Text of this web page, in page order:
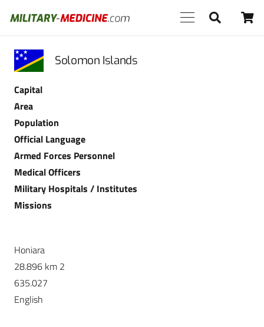
Solomon Islands
Capital
Area
Population
Official Language
Armed Forces Personnel
Medical Officers
Military Hospitals / Institutes
Missions
Honiara
28.896 km 2
635.027
English